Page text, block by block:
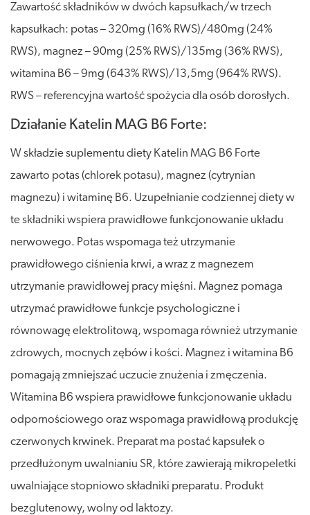
Zawartość składników w dwóch kapsułkach/w trzech
kapsułkach: potas – 320mg (16% RWS)/480mg (24%
RWS), magnez – 90mg (25% RWS)/135mg (36% RWS),
witamina B6 – 9mg (643% RWS)/13,5mg (964% RWS).
RWS – referencyjna wartość spożycia dla osób dorosłych.
Działanie Katelin MAG B6 Forte:
W składzie suplementu diety Katelin MAG B6 Forte
zawarto potas (chlorek potasu), magnez (cytrynian
magnezu) i witaminę B6. Uzupełnianie codziennej diety w
te składniki wspiera prawidłowe funkcjonowanie układu
nerwowego. Potas wspomaga też utrzymanie
prawidłowego ciśnienia krwi, a wraz z magnezem
utrzymanie prawidłowej pracy mięśni. Magnez pomaga
utrzymać prawidłowe funkcje psychologiczne i
równowagę elektrolitową, wspomaga również utrzymanie
zdrowych, mocnych zębów i kości. Magnez i witamina B6
pomagają zmniejszać uczucie znużenia i zmęczenia.
Witamina B6 wspiera prawidłowe funkcjonowanie układu
odpornościowego oraz wspomaga prawidłową produkcję
czerwonych krwinek. Preparat ma postać kapsułek o
przedłużonym uwalnianiu SR, które zawierają mikropeletki
uwalniające stopniowo składniki preparatu. Produkt
bezglutenowy, wolny od laktozy.